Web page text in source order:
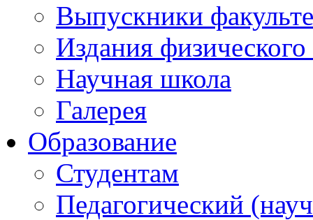
Выпускники
Издания физического
Научная школа
Галерея
Образование
Студентам
Педагогический